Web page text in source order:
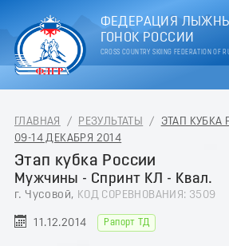
ФЕДЕРАЦИЯ
ГОНОК РОССИИ
CROSS COUNTRY SKIING FEDERATION OF
ГЛАВНАЯ / РЕЗУЛЬТАТЫ /
ЭТАП КУБКА
09-14 ДЕКАБРЯ 2014
Этап кубка России
Мужчины - Спринт КЛ - Квал.
г. Чусовой, КОД СОРЕВНОВАНИЯ: 3509
11.12.2014 Рапорт ТД